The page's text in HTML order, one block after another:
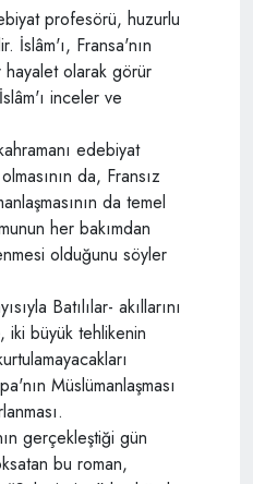
profesörü, huzurlu
İslâm'ı, Fransa'nın
olarak görür
inceler ve
edebiyat
da, Fransız
da temel
her bakımdan
olduğunu söyler
Batılılar- akıllarını
iki büyük tehlikenin
Müslümanlaşması
gerçekleştiği gün
bu roman,